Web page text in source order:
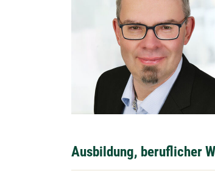
Ausbildung, beruflicher